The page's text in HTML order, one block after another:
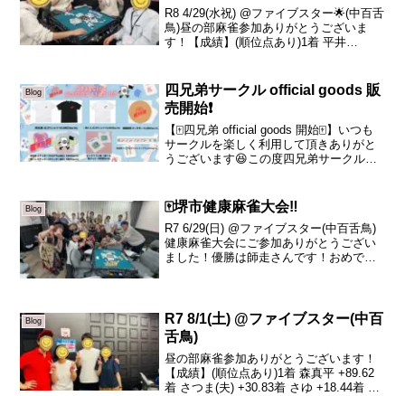
R8 4/29(水祝) @ファイブスター🌟(中百舌
鳥)昼の部麻雀参加ありがとうございま
す！【成績】(順位点あり)1着 平井
さんです！お...
Blog
四兄弟サークル official goods 販
売開始❗️
【🀄️四兄弟 official goods 開始🀄️】いつも
サークルを楽しく利用して頂きありがと
うございます😆この度四兄弟サークル
Tシャツ 白・健...
Blog 🀄️堺市健康麻雀大会‼️
R7 6/29(日) @ファイブスター(中百舌鳥)
健康麻雀大会にご参加ありがとうござい
ました！優勝は師走さんです！おめでと
しょうか...
Blog
R7 8/1(土) @ファイブスター(中百
舌鳥)
昼の部麻雀参加ありがとうございます！
【成績】(順位点あり)1着 森真平 +89.62
着 さつま(夫) +30.83着 さゆ +18.44着 森